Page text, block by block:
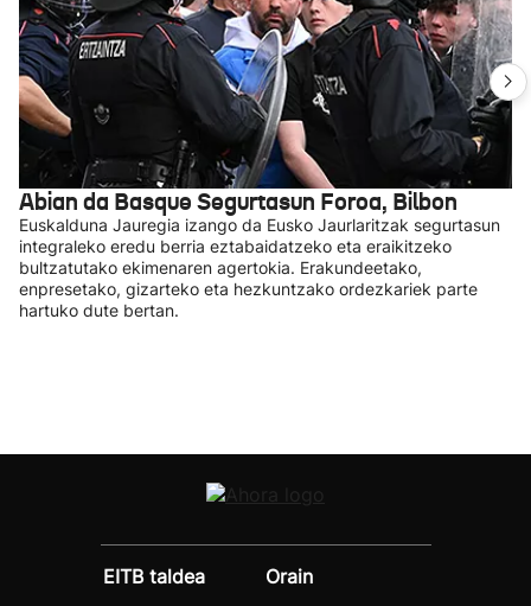
Abian da Basque Segurtasun Foroa, Bilbon
Euskalduna Jauregia izango da Eusko Jaurlaritzak segurtasun
integraleko eredu berria eztabaidatzeko eta eraikitzeko
bultzatutako ekimenaren agertokia. Erakundeetako,
enpresetako, gizarteko eta hezkuntzako ordezkariek parte
hartuko dute bertan.
EITB taldea
Orain